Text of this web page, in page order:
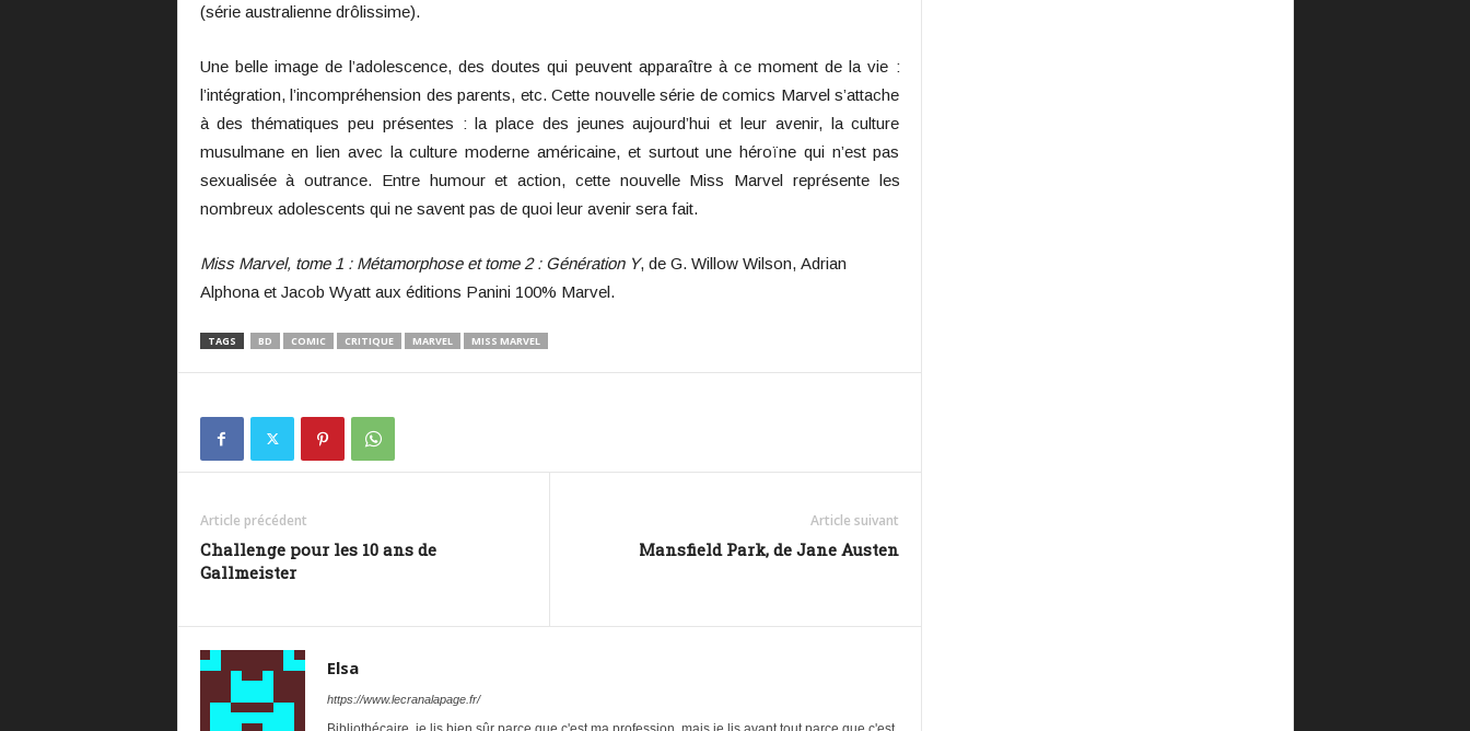
(série australienne drôlissime).
Une belle image de l’adolescence, des doutes qui peuvent apparaître à ce moment de la vie :
l’intégration, l’incompréhension des parents, etc. Cette nouvelle série de comics Marvel s’attache
à des thématiques peu présentes : la place des jeunes aujourd’hui et leur avenir, la culture
musulmane en lien avec la culture moderne américaine, et surtout une héroïne qui n’est pas
sexualisée à outrance. Entre humour et action, cette nouvelle Miss Marvel représente les
nombreux adolescents qui ne savent pas de quoi leur avenir sera fait.
Miss Marvel, tome 1 : Métamorphose et tome 2 : Génération Y, de G. Willow Wilson, Adrian
Alphona et Jacob Wyatt aux éditions Panini 100% Marvel.
TAGS BD COMIC CRITIQUE MARVEL MISS MARVEL
Article précédent
Challenge pour les 10 ans de
Gallmeister
Article suivant
Mansfield Park, de Jane Austen
Elsa
https://www.lecranalapage.fr/